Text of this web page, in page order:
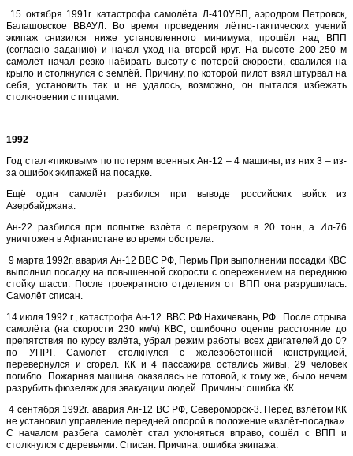
15 октября 1991г. катастрофа самолёта Л-410УВП, аэродром Петровск,
Балашовское ВВАУЛ. Во время проведения лётно-тактических учений
экипаж снизился ниже установленного минимума, прошёл над ВПП
(согласно заданию) и начал уход на второй круг. На высоте 200-250 м
самолёт начал резко набирать высоту с потерей скорости, свалился на
крыло и столкнулся с землёй. Причину, по которой пилот взял штурвал на
себя, установить так и не удалось, возможно, он пытался избежать
столкновении с птицами.
1992
Год стал «пиковым» по потерям военных Ан-12 – 4 машины, из них 3 – из-
за ошибок экипажей на посадке.
Ещё один самолёт разбился при выводе российских войск из
Азербайджана.
Ан-22 разбился при попытке взлёта с перегрузом в 20 тонн, а Ил-76
уничтожен в Афганистане во время обстрела.
9 марта 1992г. авария Ан-12 ВВС РФ, Пермь При выполнении посадки КВС
выполнил посадку на повышенной скорости с опережением на переднюю
стойку шасси. После троекратного отделения от ВПП она разрушилась.
Самолёт списан.
14 июля 1992 г., катастрофа Ан-12 ВВС РФ Нахичевань, РФ После отрыва
самолёта (на скорости 230 км/ч) КВС, ошибочно оценив расстояние до
препятствия по курсу взлёта, убрал режим работы всех двигателей до 0?
по УПРТ. Самолёт столкнулся с железобетонной конструкцией,
перевернулся и сгорел. КК и 4 пассажира остались живы, 29 человек
погибло. Пожарная машина оказалась не готовой, к тому же, было нечем
разрубить фюзеляж для эвакуации людей. Причины: ошибка КК.
4 сентября 1992г. авария Ан-12 ВС РФ, Североморск-3. Перед взлётом КК
не установил управление передней опорой в положение «взлёт-посадка».
С началом разбега самолёт стал уклоняться вправо, сошёл с ВПП и
столкнулся с деревьями. Списан. Причина: ошибка экипажа.